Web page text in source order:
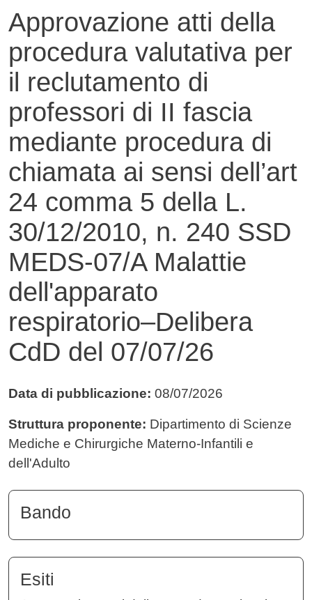
Approvazione atti della
procedura valutativa per
il reclutamento di
professori di II fascia
mediante procedura di
chiamata ai sensi dell’art
24 comma 5 della L.
30/12/2010, n. 240 SSD
MEDS-07/A Malattie
dell'apparato
respiratorio–Delibera
CdD del 07/07/26
Data di pubblicazione: 08/07/2026
Struttura proponente: Dipartimento di Scienze
Mediche e Chirurgiche Materno-Infantili e
dell'Adulto
Bando
Esiti